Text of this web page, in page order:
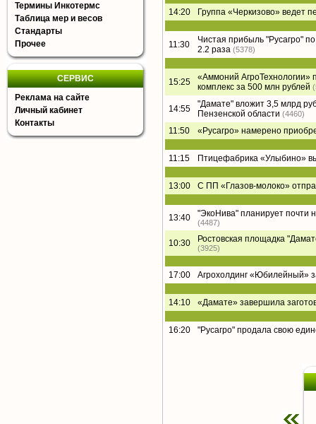
Термины Инкотермс
Таблица мер и весов
Стандарты
Прочее
СЕРВИС
Реклама на сайте
Личный кабинет
Контакты
14:20 Группа «Черкизово» ведет
11:30
Чистая прибыль "Русагро"
2.2 раза (5378)
15:25
«Аммоний АгроТехнологии»
комплекс за 500 млн рублей
14:55
"Дамате" вложит 3,5 млрд
Пензенской области (4460)
11:50 «Русагро» намерено
11:15 Птицефабрика «Улыбино»
13:00 С ПП «Глазов-молоко»
13:40 "ЭкоНива" планирует почти
(4487)
10:30 Ростовская площадка
(3925)
17:00 Агрохолдинг «Юбилейный»
14:10 «Дамате» завершила
16:20 "Русагро" продала свою